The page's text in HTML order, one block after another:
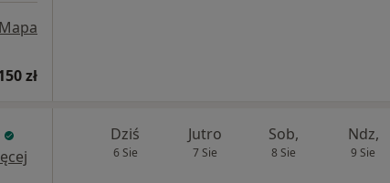
Mapa
zł
Dziś
6 Sie
Jutro
7 Sie
Sob,
8 Sie
Ndz,
9 Sie